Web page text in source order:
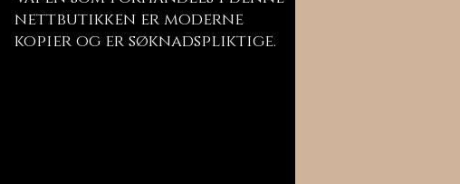
nettbutikken er moderne
kopier og er søknadspliktige.